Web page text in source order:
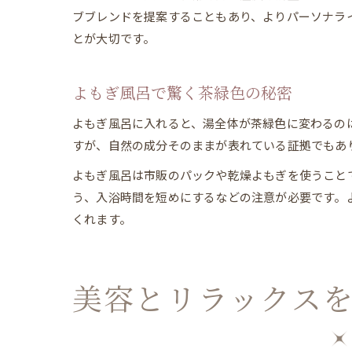
ブブレンドを提案することもあり、よりパーソナ
とが大切です。
よもぎ風呂で驚く茶緑色の秘密
よもぎ風呂に入れると、湯全体が茶緑色に変わる
すが、自然の成分そのままが表れている証拠でも
よもぎ風呂は市販のパックや乾燥よもぎを使うこ
う、入浴時間を短めにするなどの注意が必要です
くれます。
美容とリラックス